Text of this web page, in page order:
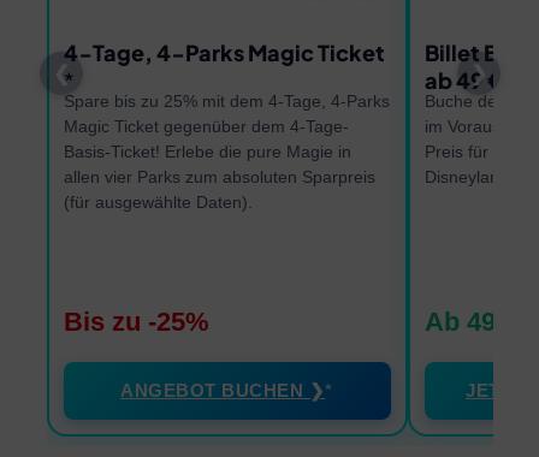
❮
4-Tage, 4-Parks Magic Ticket
Spare bis zu 25% mit dem 4-Tage, 4-Parks
Magic Ticket gegenüber dem 4-Tage-
Basis-Ticket! Erlebe die pure Magie in
allen vier Parks zum absoluten Sparpreis
(für ausgewählte Daten).
Bis zu -25%
ANGEBOT BUCHEN ❯
Billet Bon
ab 49 €
Buche dein
im Voraus
Preis für
Disneyland
Ab 49 €
JETZT
❯